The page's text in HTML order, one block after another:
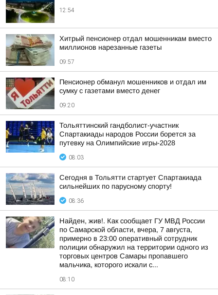
12:54
Хитрый пенсионер отдал мошенникам вместо
миллионов нарезанные газеты
09:57
Пенсионер обманул мошенников и отдал им
сумку с газетами вместо денег
09:20
Тольяттинский гандболист-участник
Спартакиады народов России борется за
путевку на Олимпийские игры-2028
08:03
Сегодня в Тольятти стартует Спартакиада
сильнейших по парусному спорту!
08:36
Найден, жив!. Как сообщает ГУ МВД России
по Самарской области, вчера, 7 августа,
примерно в 23:00 оперативный сотрудник
полиции обнаружил на территории одного из
торговых центров Самары пропавшего
мальчика, которого искали с...
08:10